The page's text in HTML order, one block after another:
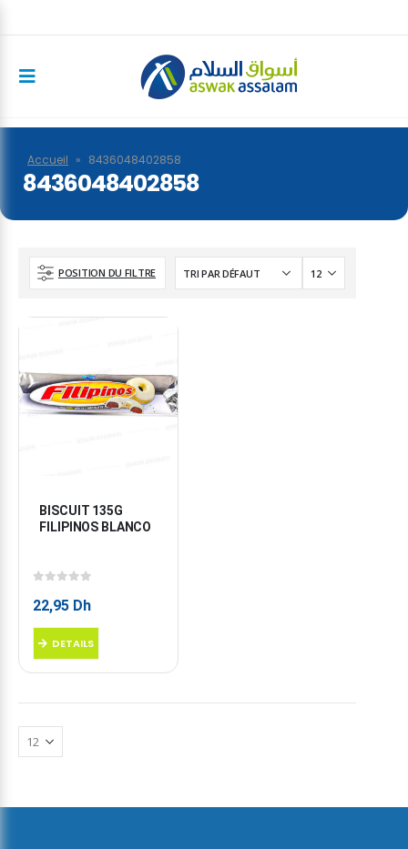
Accueil » 8436048402858
8436048402858
POSITION DU FILTRE
BISCUIT 135G
FILIPINOS BLANCO
22,95 Dh
DETAILS